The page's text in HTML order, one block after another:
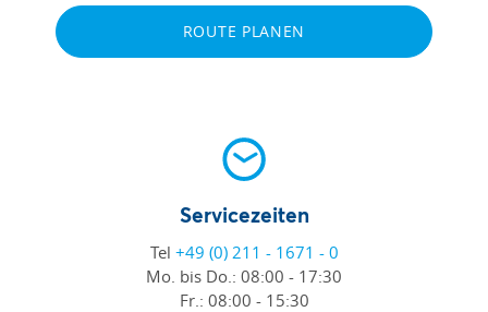
ROUTE PLANEN
Servicezeiten
Tel +49 (0) 211 - 1671 - 0
Mo. bis Do.: 08:00 - 17:30
Fr.: 08:00 - 15:30